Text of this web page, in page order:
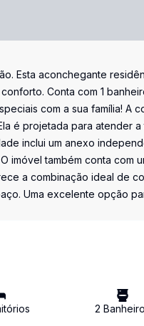
Esta aconchegante
Conta com 1
com a sua família! A
é projetada para atender a
inclui um anexo
imóvel também conta com
a combinação ideal de
Uma excelente opção
s 2